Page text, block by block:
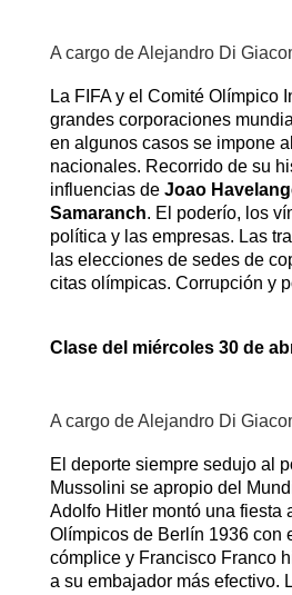
A cargo de Alejandro Di
La FIFA y el Comité Olímpico
grandes corporaciones
en algunos casos se impone
nacionales. Recorrido de su
influencias de Joao
Samaranch. El poderío, los
política y las empresas. Las
las elecciones de sedes de
citas olímpicas. Corrupción y
Clase del miércoles 30 de
A cargo de Alejandro Di
El deporte siempre sedujo al
Mussolini se apropio del
Adolfo Hitler montó una fiesta
Olímpicos de Berlín 1936 con
cómplice y Francisco Franco
a su embajador más efectivo.